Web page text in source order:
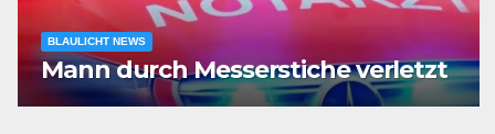
BLAULICHT NEWS
Mann durch Messerstiche verletzt